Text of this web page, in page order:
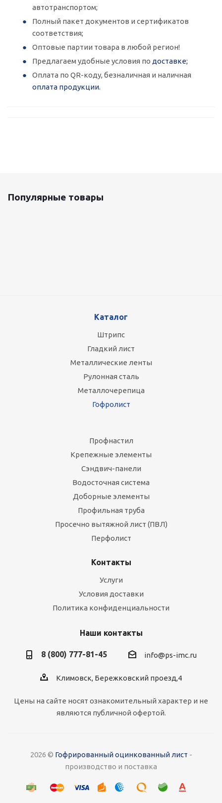
автотранспортом;
Полный пакет документов и сертификатов
соответствия;
Оптовые партии товара в любой регион!
Предлагаем удобные условия по доставке;
Оплата по QR-коду, безналичная и наличная
оплата продукции.
Популярные товары
Каталог
Штрипс
Гладкий лист
Металлические ленты
Рулонная сталь
Металлочерепица
Гофролист
Профнастил
Крепежные элементы
Сэндвич-панели
Водосточная система
Доборные элементы
Профильная труба
Просечно вытяжной лист (ПВЛ)
Перфолист
Контакты
Услуги
Условия доставки
Политика конфиденциальности
Наши контакты
8 (800) 777-81-45 info@ps-imc.ru
Климовск, Бережковский проезд,4
Цены на сайте носят ознакомительный характер и не
являются публичной офертой.
2026 © Гофрированный оцинкованный лист -
производство и поставка